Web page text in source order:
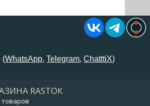
(WhatsApp,Telegram,ChatttiX)
RASTOK